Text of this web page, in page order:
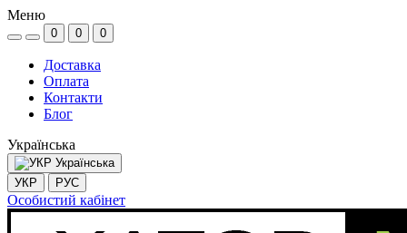
Меню
0 0 0
Доставка
Оплата
Контакти
Блог
Українська
Українська
УКР
РУС
Особистий кабінет